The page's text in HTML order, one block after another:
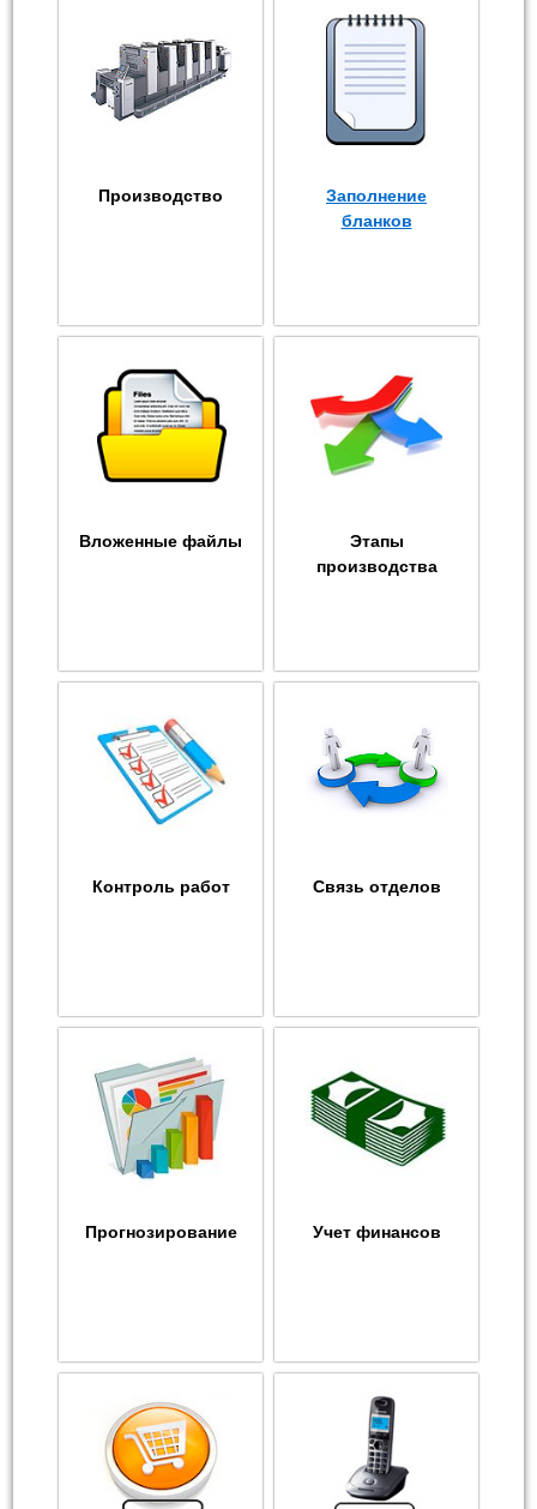
Производство
Заполнение
бланков
Вложенные файлы
Этапы
производства
Контроль работ Связь отделов
Прогнозирование Учет финансов